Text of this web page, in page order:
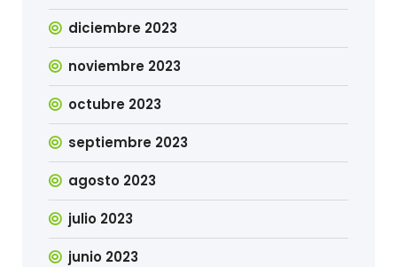
diciembre 2023
noviembre 2023
octubre 2023
septiembre 2023
agosto 2023
julio 2023
junio 2023